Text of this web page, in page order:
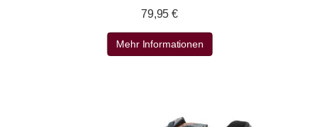
79,95 €
Mehr Informationen